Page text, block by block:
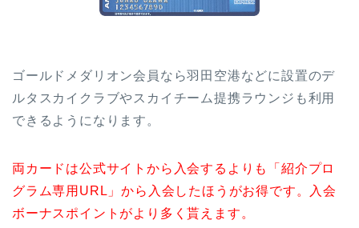
ゴールドメダリオン会員なら羽田空港などに設置のデ
ルタスカイクラブやスカイチーム提携ラウンジも利用
できるようになります。
両カードは公式サイトから入会するよりも「紹介プロ
グラム専用URL」から入会したほうがお得です。入会
ボーナスポイントがより多く貰えます。